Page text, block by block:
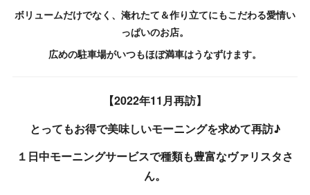
ボリュームだけでなく、淹れたて＆作り立てにもこだわる愛情い
っぱいのお店。
広めの駐車場がいつもほぼ満車はうなずけます。
【2022年11月再訪】
とってもお得で美味しいモーニングを求めて再訪♪
１日中モーニングサービスで種類も豊富なヴァリスタさ
ん。